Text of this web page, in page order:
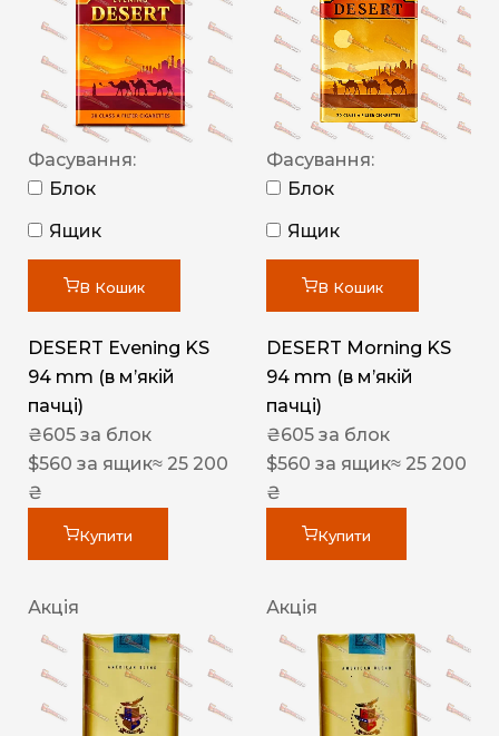
Фасування:
Блок
Ящик
В Кошик
DESERT Evening KS
94 mm (в мʼякій
пачці)
₴605 за блок
$560 за ящик≈ 25 200
₴
Купити
Фасування:
Блок
Ящик
В Кошик
DESERT Morning KS
94 mm (в мʼякій
пачці)
₴605 за блок
$560 за ящик≈ 25 200
₴
Купити
Акція Акція